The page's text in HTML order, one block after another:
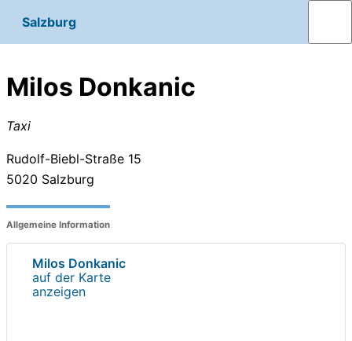
Salzburg
Milos Donkanic
Taxi
Rudolf-Biebl-Straße 15
5020 Salzburg
Allgemeine Information
Milos Donkanic
auf der Karte
anzeigen